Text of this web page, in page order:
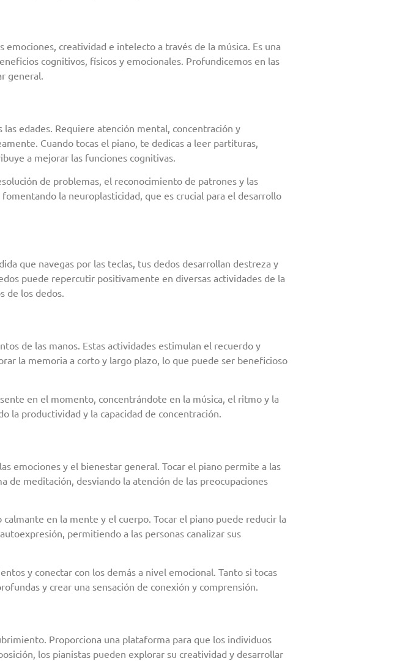
creatividad e intelecto a través de la música. Es una
cognitivos, físicos y emocionales. Profundicemos en las
general.
edades. Requiere atención mental, concentración y
Cuando tocas el piano, te dedicas a leer partituras,
a mejorar las funciones cognitivas.
de problemas, el reconocimiento de patrones y las
la neuroplasticidad, que es crucial para el desarrollo
que navegas por las teclas, tus dedos desarrollan destreza y
puede repercutir positivamente en diversas actividades de la
de los dedos.
de las manos. Estas actividades estimulan el recuerdo y
la memoria a corto y largo plazo, lo que puede ser beneficioso
en el momento, concentrándote en la música, el ritmo y la
la productividad y la capacidad de concentración.
emociones y el bienestar general. Tocar el piano permite a las
de meditación, desviando la atención de las preocupaciones
en la mente y el cuerpo. Tocar el piano puede reducir la
permitiendo a las personas canalizar sus
y conectar con los demás a nivel emocional. Tanto si tocas
y crear una sensación de conexión y comprensión.
Proporciona una plataforma para que los individuos
los pianistas pueden explorar su creatividad y desarrollar